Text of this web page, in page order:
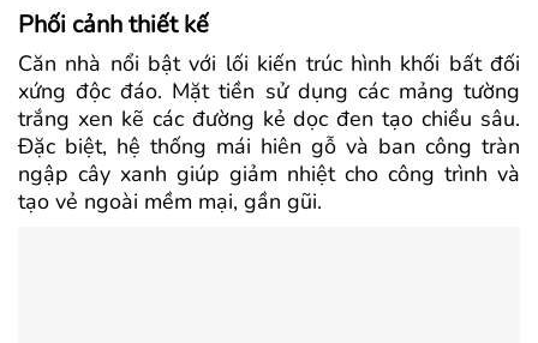
Phối cảnh thiết kế
Căn nhà nổi bật với lối kiến trúc hình khối bất đối
xứng độc đáo. Mặt tiền sử dụng các mảng tường
trắng xen kẽ các đường kẻ dọc đen tạo chiều sâu.
Đặc biệt, hệ thống mái hiên gỗ và ban công tràn
ngập cây xanh giúp giảm nhiệt cho công trình và
tạo vẻ ngoài mềm mại, gần gũi.